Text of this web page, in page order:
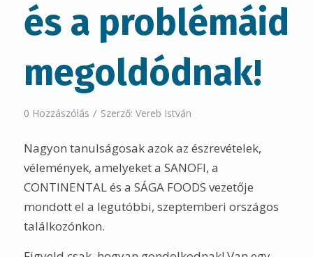
és a problémáid
megoldódnak!
0 Hozzászólás / Szerző: Vereb István
Nagyon tanulságosak azok az észrevételek,
vélemények, amelyeket a SANOFI, a
CONTINENTAL és a SÁGA FOODS vezetője
mondott el a legutóbbi, szeptemberi országos
találkozónkon.